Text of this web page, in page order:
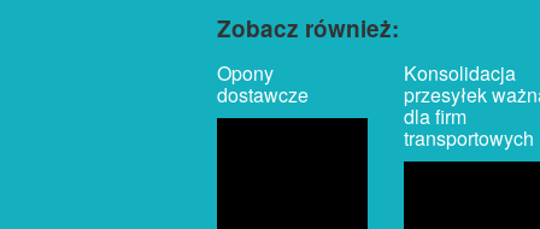
Zobacz również:
Opony
dostawcze
Konsolidacja
przesyłek
dla firm
transportowych